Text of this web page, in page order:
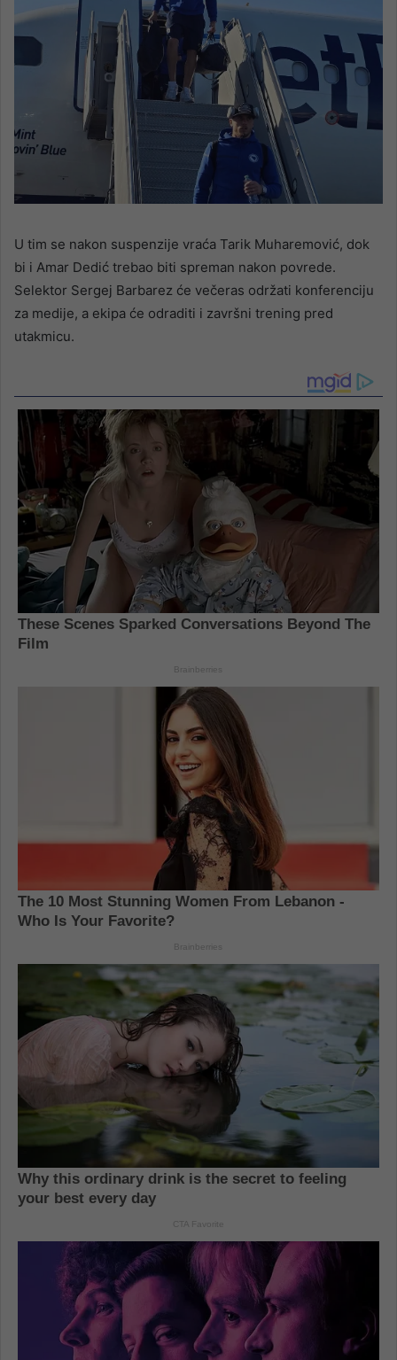
U tim se nakon suspenzije vraća Tarik Muharemović, dok
bi i Amar Dedić trebao biti spreman nakon povrede.
Selektor Sergej Barbarez će večeras održati konferenciju
za medije, a ekipa će odraditi i završni trening pred
utakmicu.